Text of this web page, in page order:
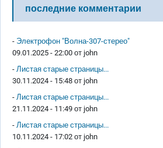
последние комментарии
- Электрофон "Волна-307-стерео"
09.01.2025 - 22:00 от john
- Листая старые страницы...
30.11.2024 - 15:48 от john
- Листая старые страницы...
21.11.2024 - 11:49 от john
- Листая старые страницы...
10.11.2024 - 17:02 от john